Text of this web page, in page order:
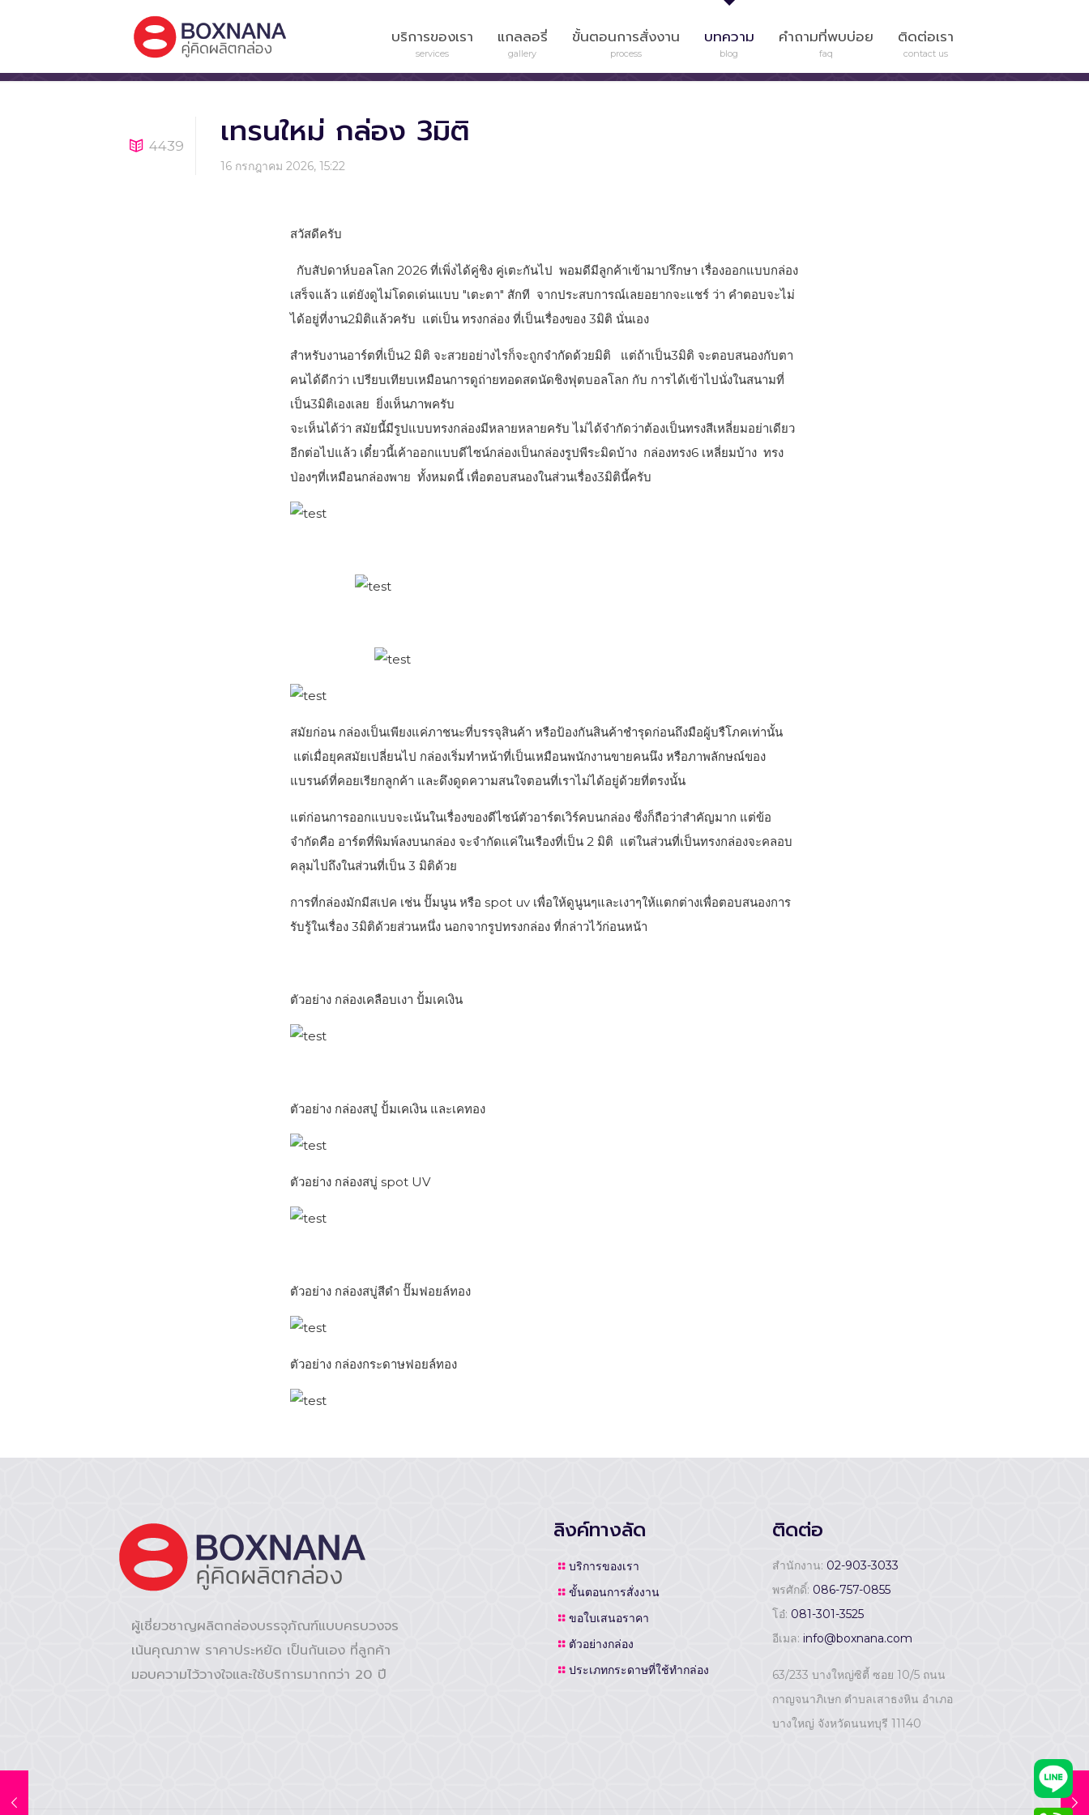
บริการของเรา
services
แกลลอรี่
gallery
ขั้นตอนการสั่งงาน
process
บทความ
blog
คำถามที่พบบ่อย
faq
ติดต่อเรา
contact us
4439 เทรนใหม่ กล่อง 3มิติ
16 กรกฎาคม 2026, 15:22
สวัสดีครับ
กับสัปดาห์บอลโลก 2026 ที่เพิ่งได้คู่ชิง คู่เตะกันไป พอมดีมีลูกค้าเข้ามาปรึกษา เรื่องออกแบบกล่อง
เสร็จแล้ว แต่ยังดูไม่โดดเด่นแบบ "เตะตา" สักที จากประสบการณ์เลยอยากจะแชร์ ว่า คำตอบจะไม่
ได้อยู่ที่งาน2มิติแล้วครับ แต่เป็น ทรงกล่อง ที่เป็นเรื่องของ 3มิติ นั่นเอง
สำหรับงานอาร์ตที่เป็น2 มิติ จะสวยอย่างไรก็จะถูกจำกัดด้วยมิติ แต่ถ้าเป็น3มิติ จะตอบสนองกับตา
คนได้ดีกว่า เปรียบเทียบเหมือนการดูถ่ายทอดสดนัดชิงฟุตบอลโลก กับ การได้เข้าไปนั่งในสนามที่
เป็น3มิติเองเลย ยิ่งเห็นภาพครับ
จะเห็นได้ว่า สมัยนี้มีรูปแบบทรงกล่องมีหลายหลายครับ ไม่ได้จำกัดว่าต้องเป็นทรงสีเหลี่ยมอย่าเดียว
อีกต่อไปแล้ว เดี๋ยวนี้เค้าออกแบบดีไซน์กล่องเป็นกล่องรูปพีระมิดบ้าง กล่องทรง6 เหลี่ยมบ้าง ทรง
ป่องๆที่เหมือนกล่องพาย ทั้งหมดนี้ เพื่อตอบสนองในส่วนเรื่อง3มิตินี้ครับ
สมัยก่อน กล่องเป็นเพียงแค่ภาชนะที่บรรจุสินค้า หรือป้องกันสินค้าชำรุดก่อนถึงมือผู้บรืโภคเท่านั้น
แต่เมื่อยุคสมัยเปลี่ยนไป กล่องเริ่มทำหน้าที่เป็นเหมือนพนักงานขายคนนึง หรือภาพลักษณ์ของ
แบรนด์ที่คอยเรียกลูกค้า และดึงดูดความสนใจตอนที่เราไม่ได้อยู่ด้วยที่ตรงนั้น
แต่ก่อนการออกแบบจะเน้นในเรื่องของดีไซน์ตัวอาร์ตเวิร์คบนกล่อง ซึ่งก็ถือว่าสำคัญมาก แต่ข้อ
จำกัดคือ อาร์ตที่พิมพ์ลงบนกล่อง จะจำกัดแค่ในเรืองที่เป็น 2 มิติ แต่ในส่วนที่เป็นทรงกล่องจะคลอบ
คลุมไปถึงในส่วนที่เป็น 3 มิติด้วย
การที่กล่องมักมีสเปค เช่น ปั๊มนูน หรือ spot uv เพื่อให้ดูนูนๆและเงาๆให้แตกต่างเพื่อตอบสนองการ
รับรู้ในเรื่อง 3มิติด้วยส่วนหนึ่ง นอกจากรูปทรงกล่อง ที่กล่าวไว้ก่อนหน้า
ตัวอย่าง กล่องเคลือบเงา ปั้มเคเงิน
ตัวอย่าง กล่องสบู๋ ปั้มเคเงิน และเคทอง
ตัวอย่าง กล่องสบู่ spot UV
ตัวอย่าง กล่องสบู่สีดำ ปั๊มฟอยล์ทอง
ตัวอย่าง กล่องกระดาษฟอยล์ทอง
ผู้เชี่ยวชาญผลิตกล่องบรรจุภัณฑ์แบบครบวงจร
เน้นคุณภาพ ราคาประหยัด เป็นกันเอง ที่ลูกค้า
มอบความไว้วางใจและใช้บริการมากกว่า 20 ปี
ลิงค์ทางลัด
บริการของเรา
ขั้นตอนการสั่งงาน
ขอใบเสนอราคา
ตัวอย่างกล่อง
ประเภทกระดาษที่ใช้ทำกล่อง
ติดต่อ
สำนักงาน: 02-903-3033
พรศักดิ์: 086-757-0855
โอ๋: 081-301-3525
อีเมล:info@boxnana.com
63/233 บางใหญ่ซิตี้ ซอย 10/5 ถนน
กาญจนาภิเษก ตำบลเสาธงหิน อำเภอ
บางใหญ่ จังหวัดนนทบุรี 11140